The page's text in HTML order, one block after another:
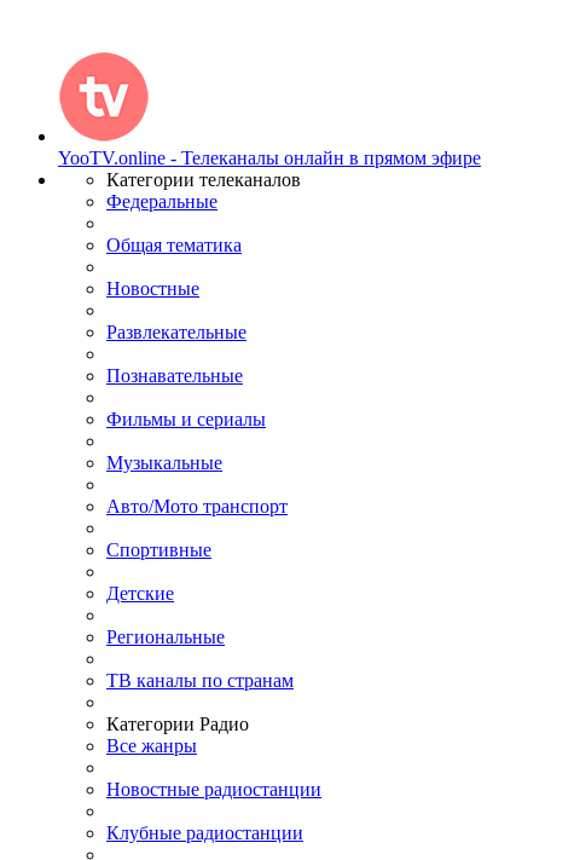
YooTV.online - Телеканалы онлайн в прямом эфире
Категории телеканалов
Федеральные
Общая тематика
Новостные
Развлекательные
Познавательные
Фильмы и сериалы
Музыкальные
Авто/Мото транспорт
Спортивные
Детские
Региональные
ТВ каналы по странам
Категории Радио
Все жанры
Новостные радиостанции
Клубные радиостанции